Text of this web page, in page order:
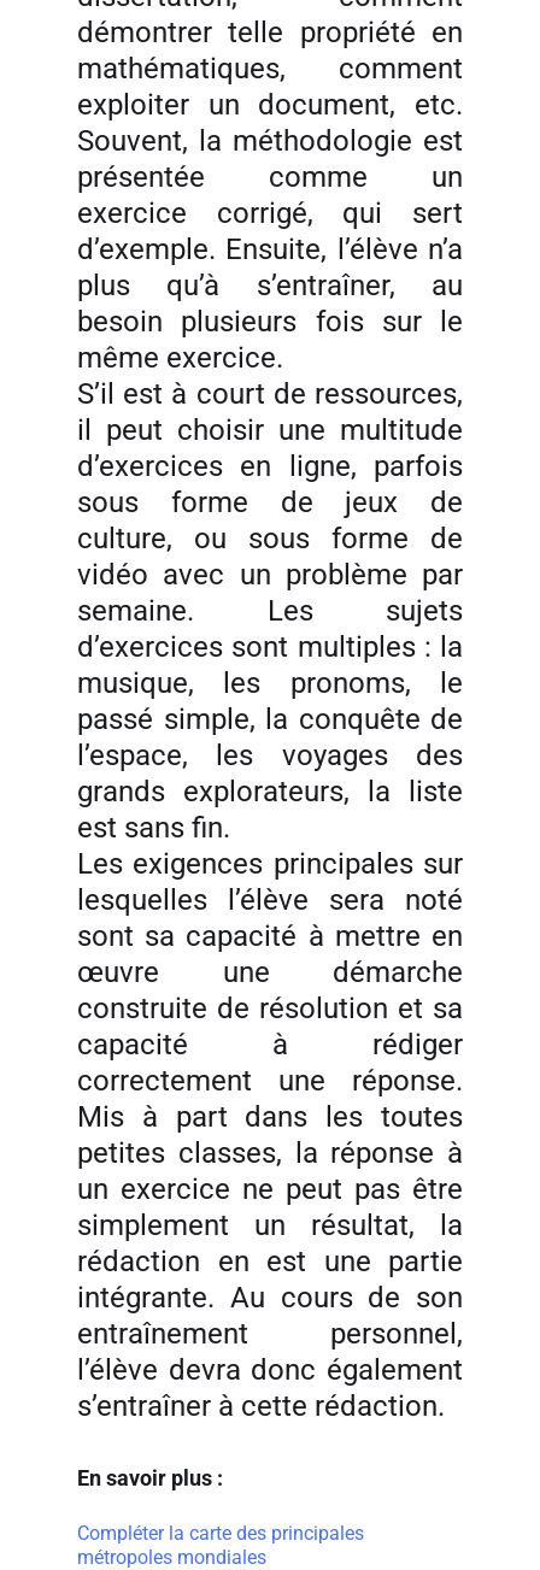
démontrer telle propriété en
mathématiques, comment
exploiter un document, etc.
Souvent, la méthodologie est
présentée comme un
exercice corrigé, qui sert
d’exemple. Ensuite, l’élève n’a
plus qu’à s’entraîner, au
besoin plusieurs fois sur le
même exercice.
S’il est à court de ressources,
il peut choisir une multitude
d’exercices en ligne, parfois
sous forme de jeux de
culture, ou sous forme de
vidéo avec un problème par
semaine. Les sujets
d’exercices sont multiples : la
musique, les pronoms, le
passé simple, la conquête de
l’espace, les voyages des
grands explorateurs, la liste
est sans fin.
Les exigences principales sur
lesquelles l’élève sera noté
sont sa capacité à mettre en
œuvre une démarche
construite de résolution et sa
capacité à rédiger
correctement une réponse.
Mis à part dans les toutes
petites classes, la réponse à
un exercice ne peut pas être
simplement un résultat, la
rédaction en est une partie
intégrante. Au cours de son
entraînement personnel,
l’élève devra donc également
s’entraîner à cette rédaction.
En savoir plus :
Compléter la carte des principales
métropoles mondiales